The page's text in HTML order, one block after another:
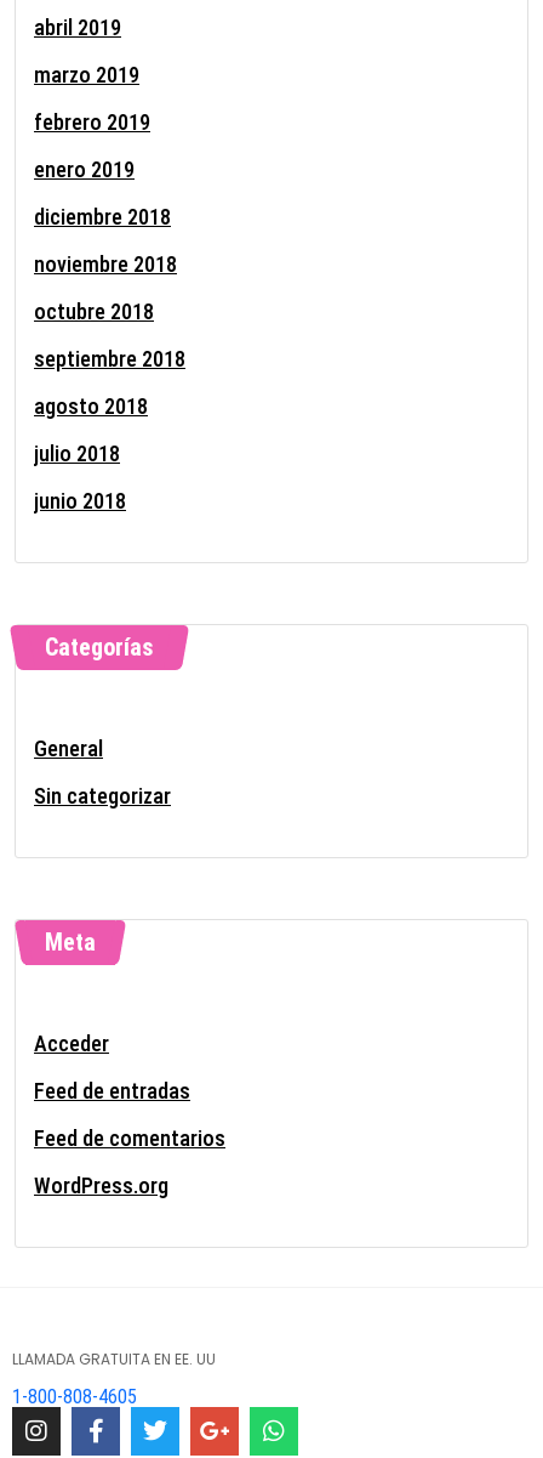
abril 2019
marzo 2019
febrero 2019
enero 2019
diciembre 2018
noviembre 2018
octubre 2018
septiembre 2018
agosto 2018
julio 2018
junio 2018
Categorías
General
Sin categorizar
Meta
Acceder
Feed de entradas
Feed de comentarios
WordPress.org
LLAMADA GRATUITA EN EE. UU
1-800-808-4605